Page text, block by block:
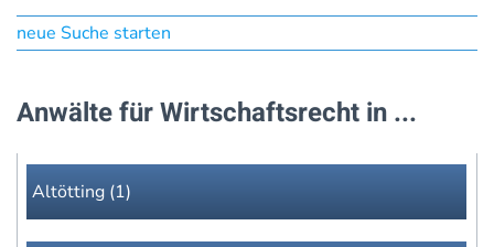
neue Suche starten
Anwälte für Wirtschaftsrecht in ...
Altötting (1)